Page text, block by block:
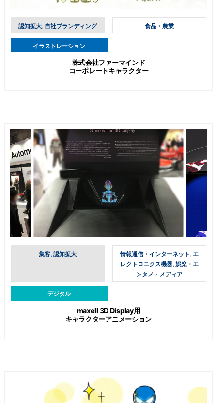
認知拡大, 自社ブランディング 食品・農業
イラストレーション
株式会社ファーマインド
コーポレートキャラクター
集客, 認知拡大
情報通信・インターネット, エ
レクトロニクス機器, 娯楽・エ
ンタメ・メディア
デジタル
maxell 3D Display用
キャラクターアニメーション